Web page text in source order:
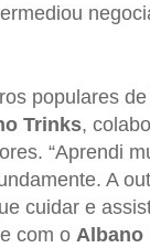
populares de
Trinks,
“Aprendi
A
cuidar e
com o Albano